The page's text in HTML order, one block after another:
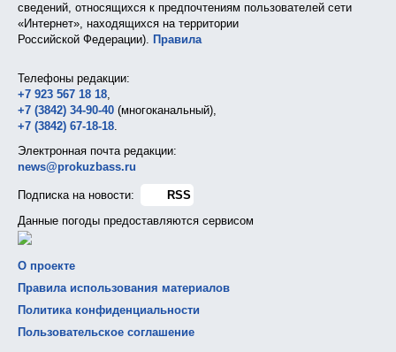
сведений, относящихся к предпочтениям пользователей сети
«Интернет», находящихся на территории
Российской Федерации). Правила
Телефоны редакции:
+7 923 567 18 18,
+7 (3842) 34-90-40 (многоканальный),
+7 (3842) 67-18-18.
Электронная почта редакции:
news@prokuzbass.ru
Подписка на новости:
RSS
Данные погоды предоставляются сервисом
О проекте
Правила использования материалов
Политика конфиденциальности
Пользовательское соглашение